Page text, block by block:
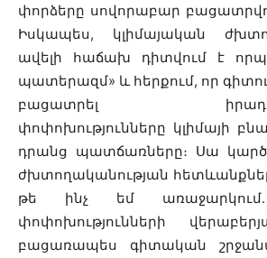
փորձերը սովորաբար
Իսկապես, կլիմայական
ավելի հաճախ դիտվում է
պատերազմ» և հերքում, որ
բացատրել
փոփոխությունները կլիմայի
դրանց պատճառները։ Սա
ժխտողականության
թե ինչ եմ առաջարկում․
փոփոխությունների
բացառապես գիտական